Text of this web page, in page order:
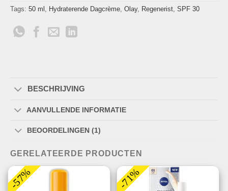
Tags: 50 ml , Hydraterende Dagcrème, Olay, Regenerist, SPF 30
BESCHRIJVING
AANVULLENDE INFORMATIE
BEOORDELINGEN (1)
GERELATEERDE PRODUCTEN
-57% -71%